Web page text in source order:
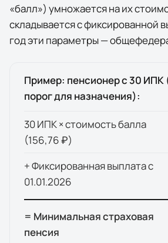
«балл») умножается на их
складывается с фиксированной
год эти параметры —
Пример: пенсионер с 30
порог для назначения):
30 ИПК × стоимость балла
(156,76 ₽)
+ Фиксированная выплата с
01.01.2026
= Минимальная страховая
пенсия